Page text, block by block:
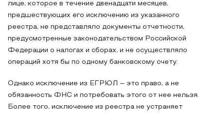
лице, которое в течение двенадцати месяцев,
предшествующих его исключению из указанного
реестра, не представляло документы отчетности,
предусмотренные законодательством Российской
Федерации о налогах и сборах, и не осуществляло
операций хотя бы по одному банковскому счету.
Однако исключение из ЕГРЮЛ – это право, а не
обязанность ФНС и потребовать этого от нее нельзя.
Более того, исключение из реестра не устраняет